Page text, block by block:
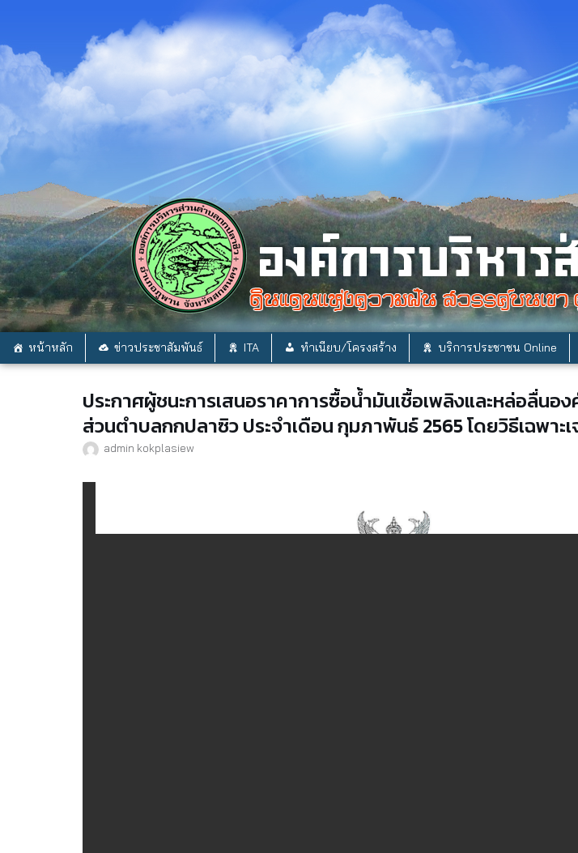
content
หน้าหลัก ข่าวประชาสัมพันธ์ ITA ทำเนียบ/โครงสร้าง บริการประชาชน Online
ประกาศผู้ชนะการเสนอราคาการซื้อน้ำมันเชื้อเพลิงและหล่อลื่นอ
ส่วนตำบลกกปลาซิว ประจำเดือน กุมภาพันธ์ 2565 โดยวิธีเฉพาะเ
admin kokplasiew